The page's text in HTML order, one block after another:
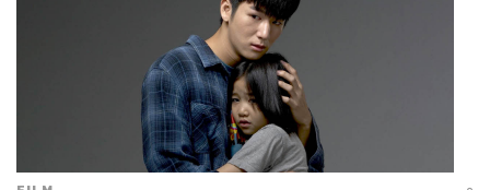
วิกฤตรัสเซีย vs ยูเครน Russia
Key Messages